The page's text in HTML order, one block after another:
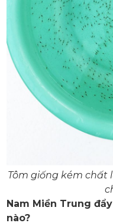
Tôm giống kém chất
Nam Miền Trung
nào?